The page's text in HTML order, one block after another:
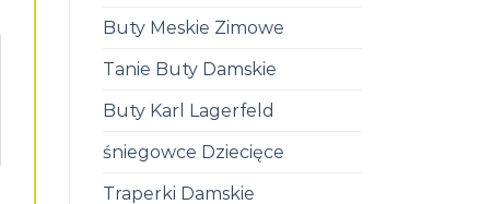
Buty Meskie Zimowe
Tanie Buty Damskie
Buty Karl Lagerfeld
śniegowce Dziecięce
Traperki Damskie